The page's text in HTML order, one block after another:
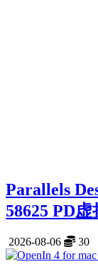
Parallels
58625 PD
2026-08-06 30